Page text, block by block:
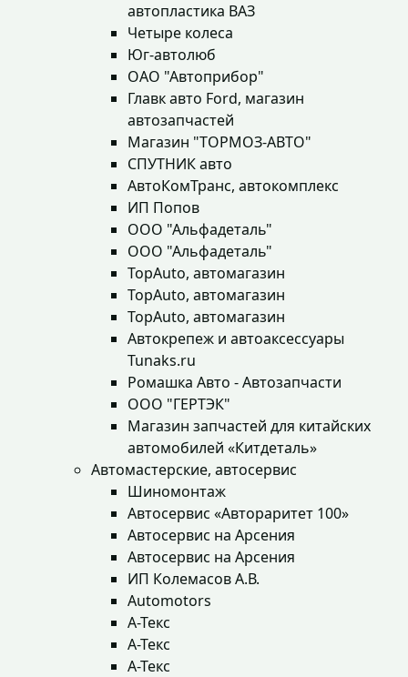
автопластика ВАЗ
Четыре колеса
Юг-автолюб
ОАО "Автоприбор"
Главк авто Ford, магазин
автозапчастей
Магазин "ТОРМОЗ-АВТО"
СПУТНИК авто
АвтоКомТранс, автокомплекс
ИП Попов
ООО "Альфадеталь"
ООО "Альфадеталь"
TopAuto, автомагазин
TopAuto, автомагазин
TopAuto, автомагазин
Автокрепеж и автоаксессуары
Tunaks.ru
Ромашка Авто - Автозапчасти
ООО "ГЕРТЭК"
Магазин запчастей для китайских
автомобилей «Китдеталь»
Автомастерские, автосервис
Шиномонтаж
Автосервис «Автораритет 100»
Автосервис на Арсения
Автосервис на Арсения
ИП Колемасов А.В.
Automotors
А-Текс
А-Текс
А-Текс